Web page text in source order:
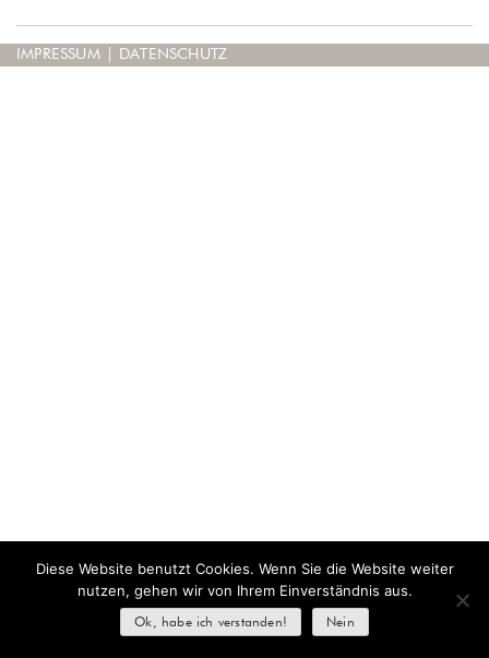
IMPRESSUM DATENSCHUTZ
Diese Website benutzt Cookies. Wenn Sie die Website weiter
nutzen, gehen wir von Ihrem Einverständnis aus.
Ok, habe ich verstanden! Nein